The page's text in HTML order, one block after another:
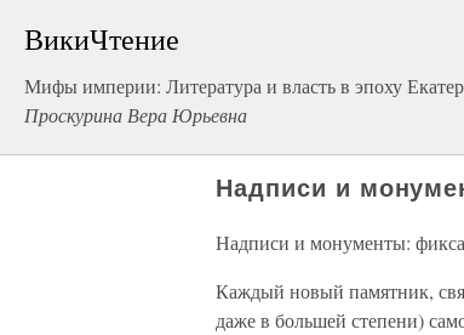
ВикиЧтение
Мифы империи: Литература и власть в эпоху
Проскурина Вера Юрьевна
Надписи и
Надписи и монументы:
Каждый новый памятник,
даже в большей степени)